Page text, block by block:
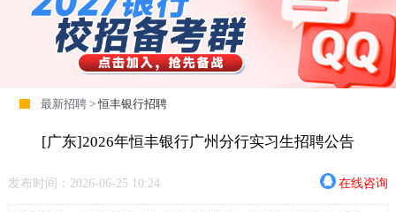
最新招聘 >恒丰银行招聘
[广东]2026年恒丰银行广州分行实习生招聘公告
发布时间：2026-06-25 10:24 在线咨询